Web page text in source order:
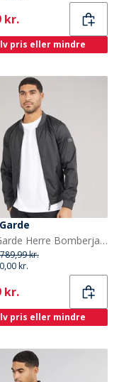
kr.
pris eller mindre
Avant Garde Herre Bomberjakke Sort
789,99 kr.
kr.
kr.
pris eller mindre